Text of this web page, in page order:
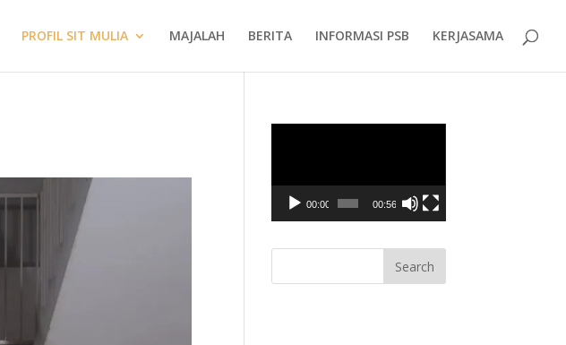
PROFIL SIT MULIA MAJALAH BERITA INFORMASI PSB KERJASAMA
00:00 00:56